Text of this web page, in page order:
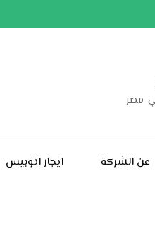
مصر
عن الشركة ايجار اتوبيس